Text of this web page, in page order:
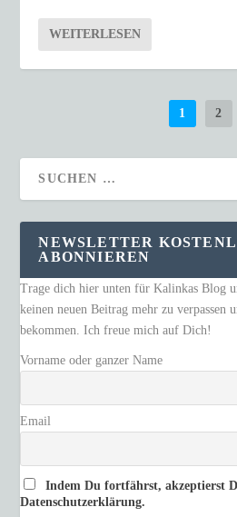
WEITERLESEN
1 2
NEWSLETTER
ABONNIEREN
Trage dich hier unten für Kalinkas Blog
keinen neuen Beitrag mehr zu verpassen
bekommen. Ich freue mich auf Dich!
Vorname oder ganzer Name
Email
Indem Du fortfährst, akzeptierst
Datenschutzerklärung.